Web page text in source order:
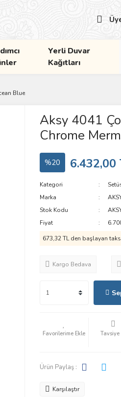
Yerli Duvar
Kağıtları
Blue
Aksy 4041
Chrome
%20 6.432,00
Kategori
Marka
Stok Kodu
Fiyat
673,32 TL den başlayan
Kargo Bedava
Tavsiye
Ürün Paylaş :
Karşılaştır